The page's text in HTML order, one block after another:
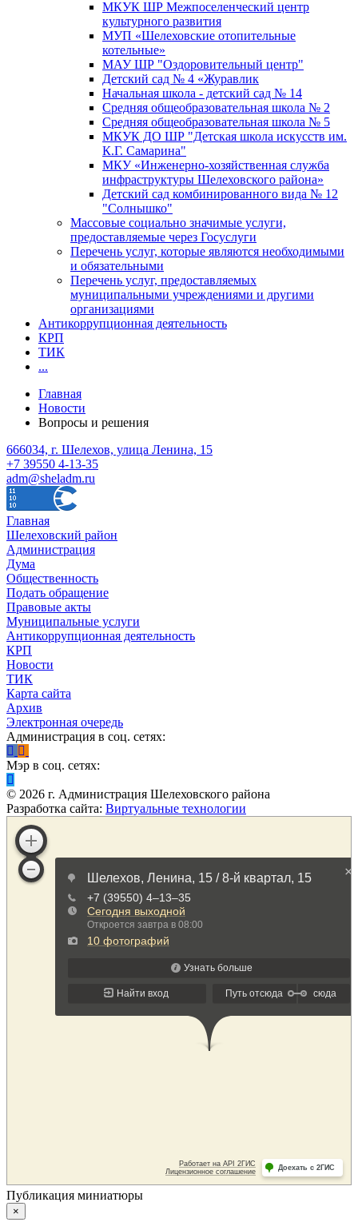
МКУК ШР Межпоселенческий центр
культурного развития
МУП «Шелеховские отопительные
котельные»
МАУ ШР "Оздоровительный центр"
Детский сад № 4 «Журавлик
Начальная школа - детский сад № 14
Средняя общеобразовательная школа № 2
Средняя общеобразовательная школа № 5
МКУК ДО ШР "Детская школа искусств им.
К.Г. Самарина"
МКУ «Инженерно-хозяйственная служба
инфраструктуры Шелеховского района»
Детский сад комбинированного вида № 12
"Солнышко"
Массовые социально значимые услуги,
предоставляемые через Госуслуги
Перечень услуг, которые являются необходимыми
и обязательными
Перечень услуг, предоставляемых
муниципальными учреждениями и другими
организациями
Антикоррупционная деятельность
КРП
ТИК
...
Главная
Новости
Вопросы и решения
666034, г. Шелехов, улица Ленина, 15
+7 39550 4-13-35
adm@sheladm.ru
Главная
Шелеховский район
Администрация
Дума
Общественность
Подать обращение
Правовые акты
Муниципальные услуги
Антикоррупционная деятельность
КРП
Новости
ТИК
Карта сайта
Архив
Электронная очередь
Администрация в соц. сетях:
Мэр в соц. сетях:
© 2026 г. Администрация Шелеховского района
Разработка сайта: Виртуальные технологии
Публикация миниатюры
×